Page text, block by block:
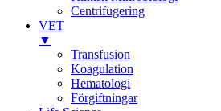
Centrifugering
VET
▼
Transfusion
Koagulation
Hematologi
Förgiftningar